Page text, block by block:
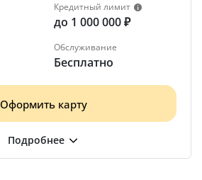
Кредитный лимит
до 1 000 000 ₽
Обслуживание
Бесплатно
Оформить карту